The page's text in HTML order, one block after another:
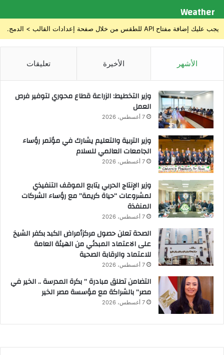
ل
ق
د
ر
ل
ط
ب
ش
ه
د
ت
ف
Weather
يجب عليك إضافة مفتاح API للطقس من خلال صفحة إعدادات القالب > الدمج.
الأشهر الأخيرة تعليقات
وزير التخطيط: الزراعة قطاع محوري لتوفير فرص
العمل
7 أغسطس، 2026
وزير التربية والتعليم يشارك في مؤتمر رؤساء
الجامعات العالمي للسلام
7 أغسطس، 2026
وزير الإنتاج الحربي يتابع الموقف التنفيذي
لمشروعات “حياة كريمة” مع رؤساء الشركات
المنفذة
7 أغسطس، 2026
الصحة تعلن حصول مركزأمراض الكبد بكفر الشيخ
على الاعتماد المبدئي من الهيئة العامة
للاعتماد والرقابة الصحية
7 أغسطس، 2026
التضامن تطلق مبادرة ” بكرة المدرسة .. الخير في
مصر” بالشراكة مع مؤسسة مصر الخير
7 أغسطس، 2026